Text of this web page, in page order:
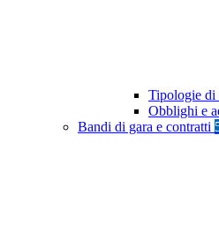
Tipologie di
Obblighi e
Bandi di gara e contratti